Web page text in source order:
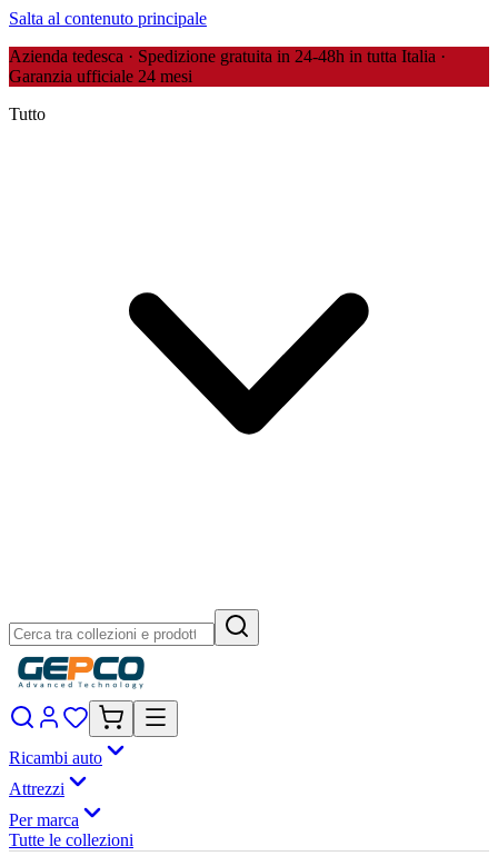
Salta al contenuto principale
Azienda tedesca · Spedizione gratuita in 24-48h in tutta Italia ·
Garanzia ufficiale 24 mesi
Tutto
Ricambi auto
Attrezzi
Per marca
Tutte le collezioni